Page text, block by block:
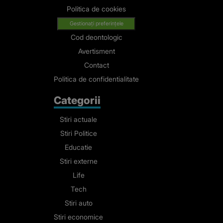
Politica de cookies
Gestionați preferințele
Cod deontologic
Avertisment
Contact
Politica de confidentialitate
Categorii
Stiri actuale
Stiri Politice
Educatie
Stiri externe
Life
Tech
Stiri auto
Stiri economice